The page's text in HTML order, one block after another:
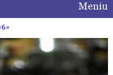
Meniu